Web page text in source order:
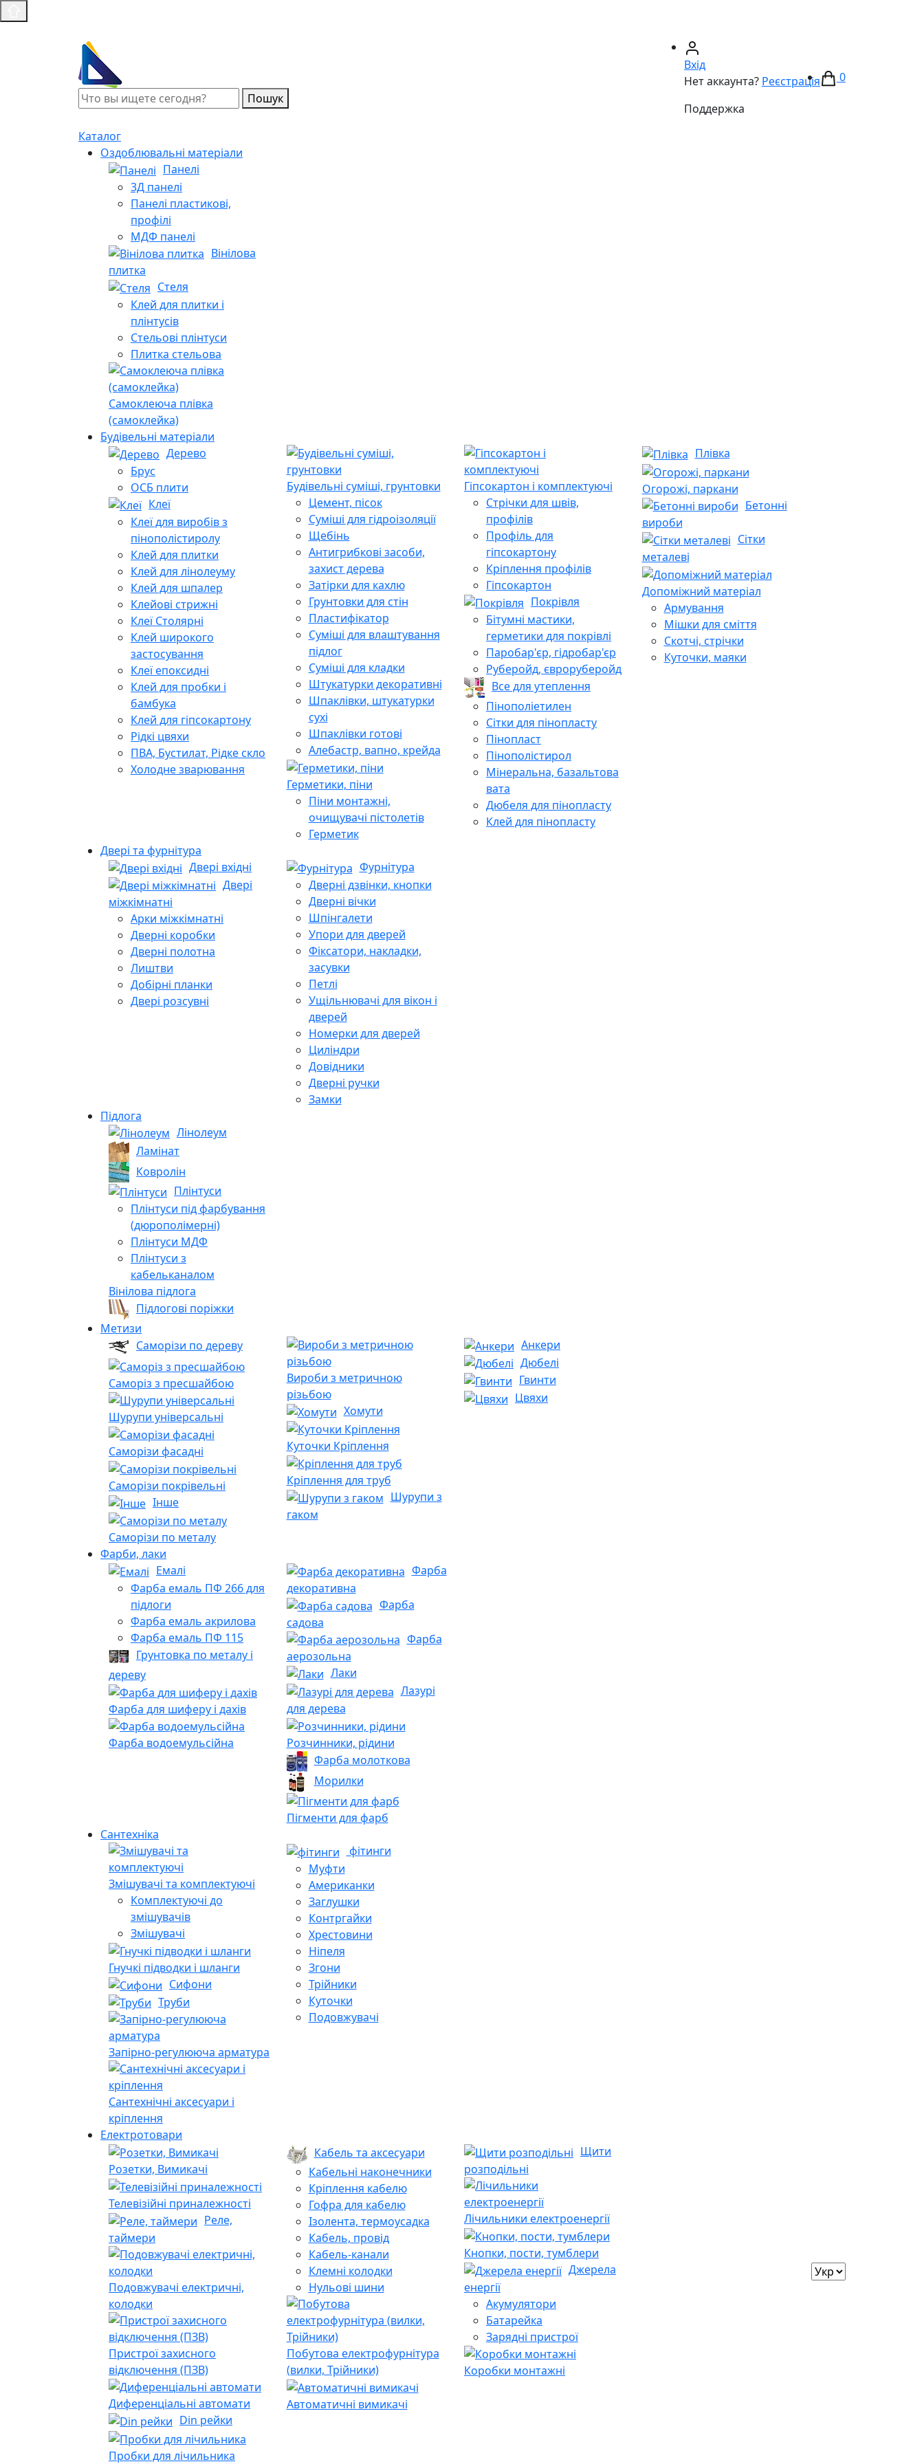
Пошук
Вхід
Нет аккаунта? Реєстрація
Поддержка
0
Каталог
Оздоблювальні матеріали
Панелі
3Д панелі
Панелі пластикові,
профілі
МДФ панелі
Вінілова
плитка
Стеля
Клей для плитки і
плінтусів
Стельові плінтуси
Плитка стельова
Самоклеюча плівка
(самоклейка)
Будівельні матеріали
Дерево
Брус
ОСБ плити
Клеї
Клеї для виробів з
пінополістиролу
Клей для плитки
Клей для лінолеуму
Клей для шпалер
Клейові стрижні
Клеї Столярні
Клей широкого
застосування
Клеї епоксидні
Клей для пробки і
бамбука
Клей для гіпсокартону
Рідкі цвяхи
ПВА, Бустилат, Рідке скло
Холодне зварювання
Будівельні суміші, грунтовки
Цемент, пісок
Суміші для гідроізоляції
Щебінь
Антигрибкові засоби,
захист дерева
Затірки для кахлю
Грунтовки для стін
Пластифікатор
Суміші для влаштування
підлог
Суміші для кладки
Штукатурки декоративні
Шпаклівки, штукатурки
сухі
Шпаклівки готові
Алебастр, вапно, крейда
Герметики, піни
Піни монтажні,
очищувачі пістолетів
Герметик
Гіпсокартон і комплектуючі
Стрічки для швів,
профілів
Профіль для
гіпсокартону
Кріплення профілів
Гіпсокартон
Покрівля
Бітумні мастики,
герметики для покрівлі
Паробар'єр, гідробар'єр
Руберойд, євроруберойд
Все для утеплення
Пінополіетилен
Сітки для пінопласту
Пінопласт
Пінополістирол
Мінеральна, базальтова
вата
Дюбеля для пінопласту
Клей для пінопласту
Плівка
Огорожі, паркани
Бетонні
вироби
Сітки
металеві
Допоміжний матеріал
Армування
Мішки для сміття
Скотчі, стрічки
Куточки, маяки
Двері та фурнітура
Двері вхідні
Двері
міжкімнатні
Арки міжкімнатні
Дверні коробки
Дверні полотна
Лиштви
Добірні планки
Двері розсувні
Фурнітура
Дверні дзвінки, кнопки
Дверні вічки
Шпінгалети
Упори для дверей
Фіксатори, накладки,
засувки
Петлі
Ущільнювачі для вікон і
дверей
Номерки для дверей
Циліндри
Довідники
Дверні ручки
Замки
Підлога
Лінолеум
Ламінат
Ковролін
Плінтуси
Плінтуси під фарбування
(дюрополімерні)
Плінтуси МДФ
Плінтуси з
кабельканалом
Вінілова підлога
Підлогові поріжки
Метизи
Саморізи по дереву
Саморіз з пресшайбою
Шурупи універсальні
Саморізи фасадні
Саморізи покрівельні
Інше
Саморізи по металу
Вироби з метричною
різьбою
Хомути
Куточки Кріплення
Кріплення для труб
Шурупи з
гаком
Анкери
Дюбелі
Гвинти
Цвяхи
Фарби, лаки
Емалі
Фарба емаль ПФ 266 для
підлоги
Фарба емаль акрилова
Фарба емаль ПФ 115
Грунтовка по металу і
дереву
Фарба для шиферу і дахів
Фарба водоемульсійна
Фарба
декоративна
Фарба
садова
Фарба
аерозольна
Лаки
Лазурі
для дерева
Розчинники, рідини
Фарба молоткова
Морилки
Пігменти для фарб
Сантехніка
Змішувачі та комплектуючі
Комплектуючі до
змішувачів
Змішувачі
Гнучкі підводки і шланги
Сифони
Труби
Запірно-регулююча арматура
Сантехнічні аксесуари і
кріплення
фітинги
Муфти
Американки
Заглушки
Контргайки
Хрестовини
Ніпеля
Згони
Трійники
Куточки
Подовжувачі
Електротовари
Розетки, Вимикачі
Телевізійні приналежності
Реле,
таймери
Подовжувачі електричні,
колодки
Пристрої захисного
відключення (ПЗВ)
Диференціальні автомати
Din рейки
Пробки для лічильника
Кабель та аксесуари
Кабельні наконечники
Кріплення кабелю
Гофра для кабелю
Ізолента, термоусадка
Кабель, провід
Кабель-канали
Клемні колодки
Нульові шини
Побутова електрофурнітура
(вилки, Трійники)
Автоматичні вимикачі
Щити
розподільні
Лічильники електроенергії
Кнопки, пости, тумблери
Джерела
енергії
Акумулятори
Батарейка
Зарядні пристрої
Коробки монтажні